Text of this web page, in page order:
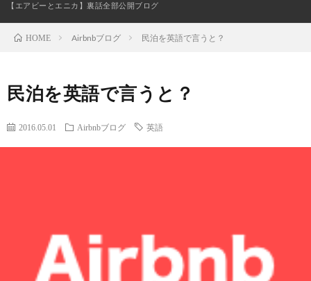
【エアビーとエニカ】裏話全部公開ブログ
HOME Airbnbブログ 民泊を英語で言うと？
民泊を英語で言うと？
2016.05.01 Airbnbブログ 英語